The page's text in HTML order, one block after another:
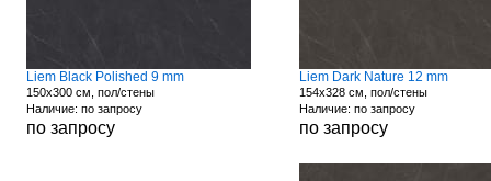
Liem Black Polished 9 mm
150x300 см, пол/стены
Наличие: по запросу
по запросу
Liem Dark Nature 12 mm
154x328 см, пол/стены
Наличие: по запросу
по запросу